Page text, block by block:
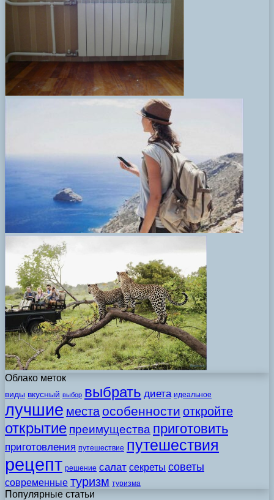
Облако меток
виды вкусный выбор выбрать диета идеальное
лучшие места особенности откройте
открытие преимущества приготовить
приготовления путешествие путешествия
рецепт решение салат секреты советы
современные туризм туризма
Популярные статьи